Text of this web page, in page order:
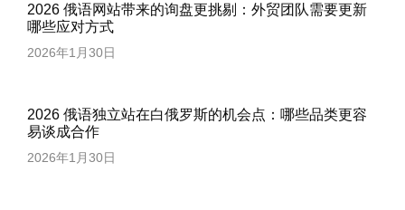
2026 俄语网站带来的询盘更挑剔：外贸团队需要更新
哪些应对方式
2026年1月30日
2026 俄语独立站在白俄罗斯的机会点：哪些品类更容
易谈成合作
2026年1月30日